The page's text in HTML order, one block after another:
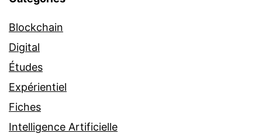
Blockchain
Digital
Études
Expérientiel
Fiches
Intelligence Artificielle